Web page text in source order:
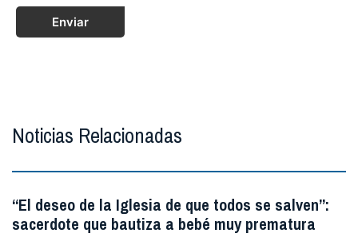
Enviar
Noticias Relacionadas
“El deseo de la Iglesia de que todos se salven”:
sacerdote que bautiza a bebé muy prematura